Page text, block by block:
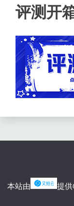
评测开
本站由 提